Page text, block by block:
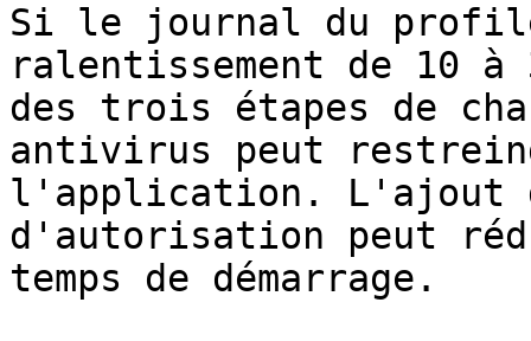
Si le journal du
ralentissement de 10
des trois étapes de
antivirus peut
l'application. L'ajout
d'autorisation peut
temps de démarrage.